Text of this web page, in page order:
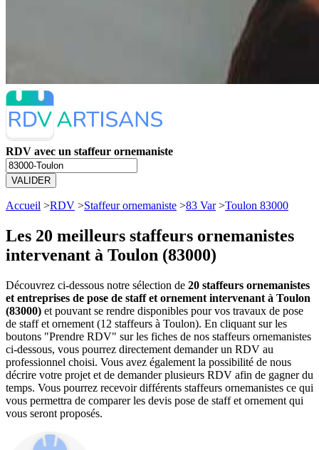
RDV avec un staffeur ornemaniste
VALIDER
Accueil >RDV >Staffeur ornemaniste >83 Var>Toulon 83000
Les 20 meilleurs staffeurs ornemanistes
intervenant à Toulon (83000)
Découvrez ci-dessous notre sélection de 20 staffeurs ornemanistes
et entreprises de pose de staff et ornement intervenant à Toulon
(83000) et pouvant se rendre disponibles pour vos travaux de pose
de staff et ornement (12 staffeurs à Toulon). En cliquant sur les
boutons "Prendre RDV" sur les fiches de nos staffeurs ornemanistes
ci-dessous, vous pourrez directement demander un RDV au
professionnel choisi. Vous avez également la possibilité de nous
décrire votre projet et de demander plusieurs RDV afin de gagner du
temps. Vous pourrez recevoir différents staffeurs ornemanistes ce qui
vous permettra de comparer les devis pose de staff et ornement qui
vous seront proposés.